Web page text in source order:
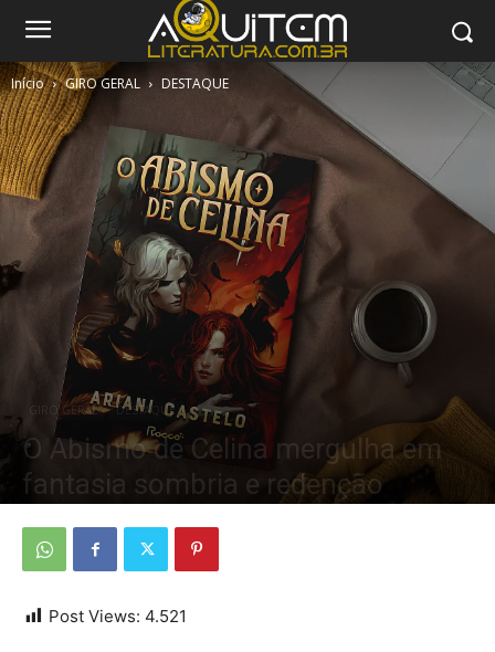
Início GIRO GERAL DESTAQUE
GIRO GERAL DESTAQUE
O Abismo de Celina mergulha em
fantasia sombria e redenção
Post Views: 4.521